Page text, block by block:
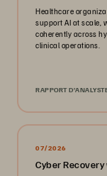
Healthcare
support AI at scale,
coherently across
clinical operations.
RAPPORT
07/2026
Cyber Recovery